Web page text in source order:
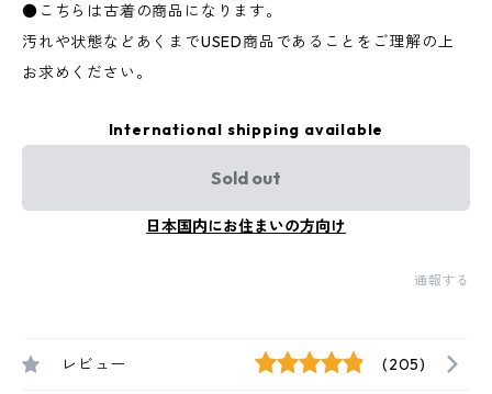
●こちらは古着の商品になります。
汚れや状態などあくまでUSED商品であることをご理解の上
お求めください。
International shipping available
Sold out
日本国内にお住まいの方向け
通報する
レビュー (205)